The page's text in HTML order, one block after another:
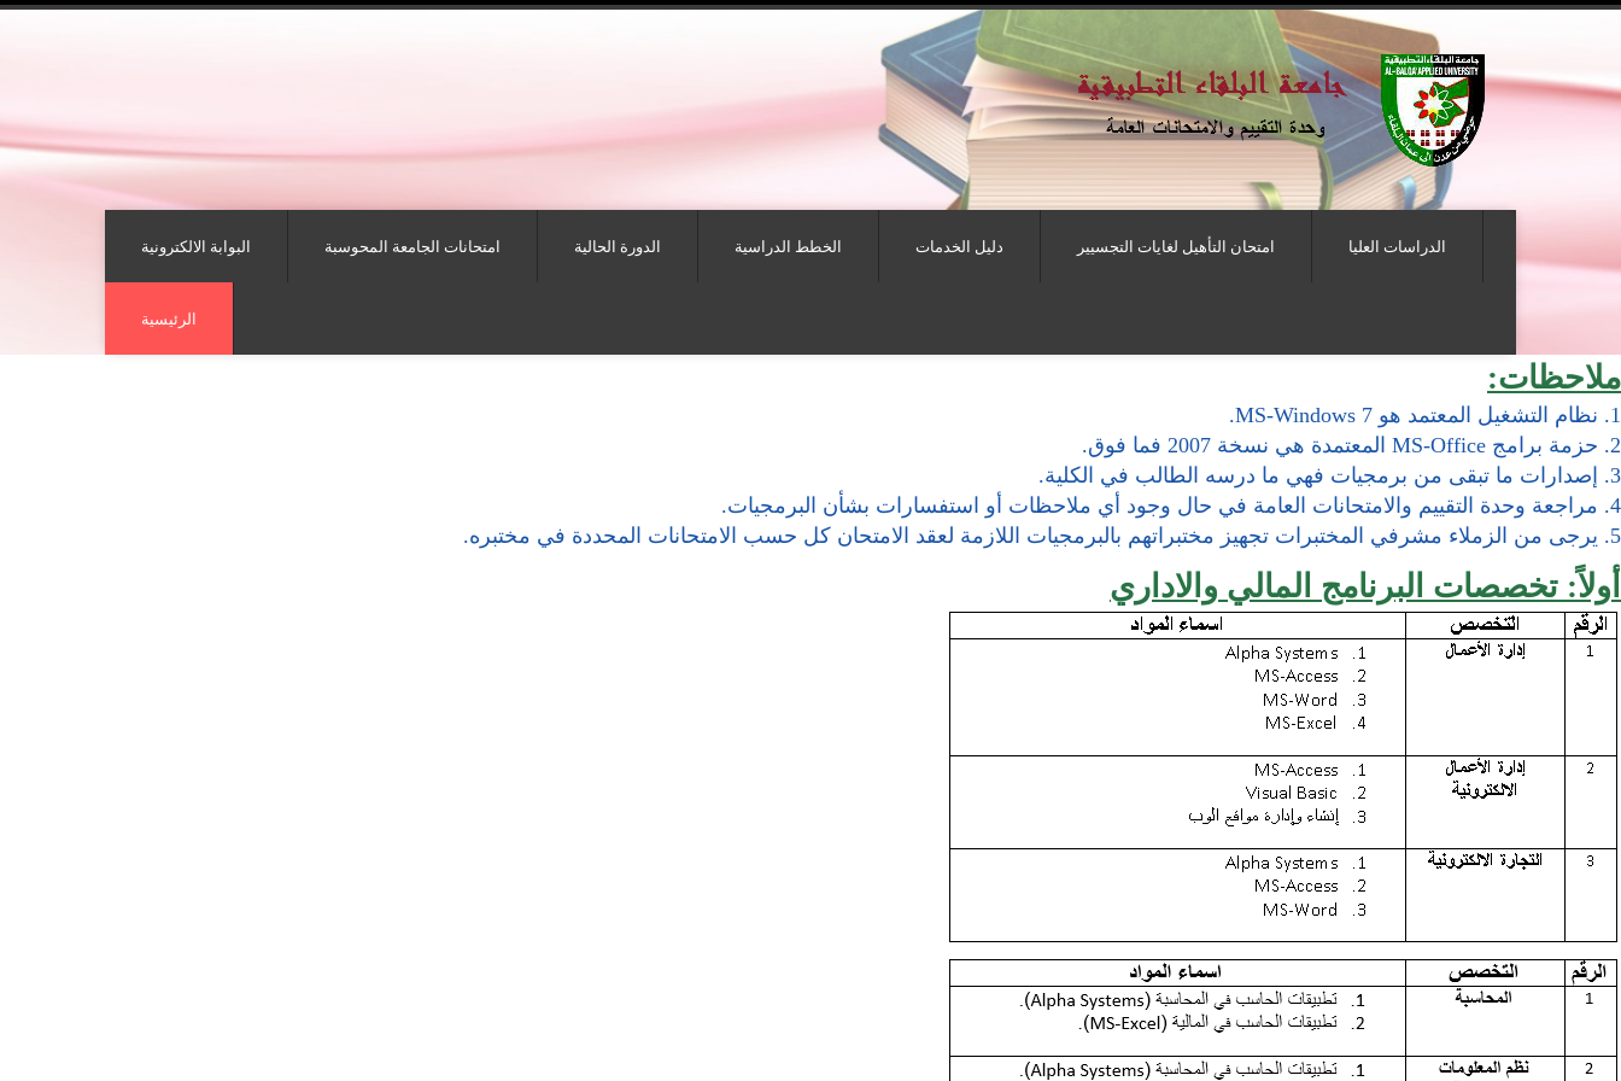
البوابة الالكترونية امتحانات الجامعة المحوسبة الدورة الحالية الخطط الدراسية دليل الخدمات امتحان التأهيل لغايات التجسيير الدراسات العليا
الرئيسية
ملاحظات:
1. نظام التشغيل المعتمد هو MS-Windows 7.
2. حزمة برامج MS-Office المعتمدة هي نسخة 2007 فما فوق.
3. إصدارات ما تبقى من برمجيات فهي ما درسه الطالب في الكلية.
4. مراجعة وحدة التقييم والامتحانات العامة في حال وجود أي ملاحظات أو استفسارات بشأن البرمجيات.
5. يرجى من الزملاء مشرفي المختبرات تجهيز مختبراتهم بالبرمجيات اللازمة لعقد الامتحان كل حسب الامتحانات المحددة في مختبره.
أولاً: تخصصات البرنامج المالي والاداري